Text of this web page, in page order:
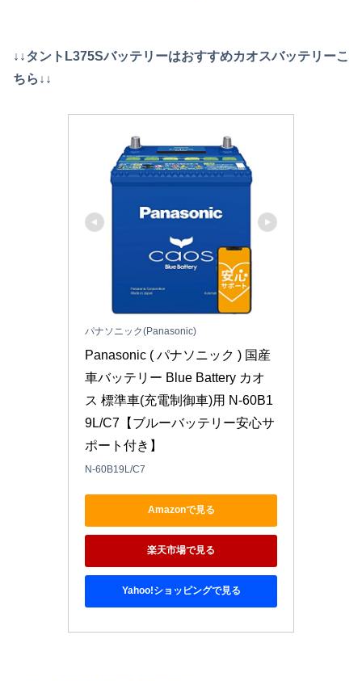
↓↓タントL375Sバッテリーはおすすめカオスバッテリーこ
ちら↓↓
パナソニック(Panasonic)
Panasonic ( パナソニック ) 国産
車バッテリー Blue Battery カオ
ス 標準車(充電制御車)用 N-60B1
9L/C7【ブルーバッテリー安心サ
ポート付き】
N-60B19L/C7
Amazonで見る
楽天市場で見る
Yahoo!ショッピングで見る